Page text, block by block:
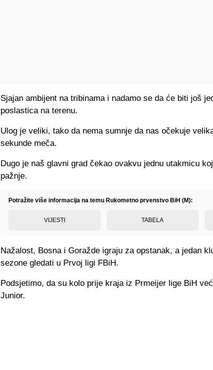
Sjajan ambijent na tribinama i nadamo se da će biti još
poslastica na terenu.
Ulog je veliki, tako da nema sumnje da nas očekuje
sekunde meča.
Dugo je naš glavni grad čekao ovakvu jednu utakmicu
pažnje.
Potražite više informacija na temu Rukometno prvenstvo BiH (M):
VIJESTI TABELA
Nažalost, Bosna i Goražde igraju za opstanak, a jedan
sezone gledati u Prvoj ligi FBiH.
Podsjetimo, da su kolo prije kraja iz Prmeijer lige BiH
Junior.